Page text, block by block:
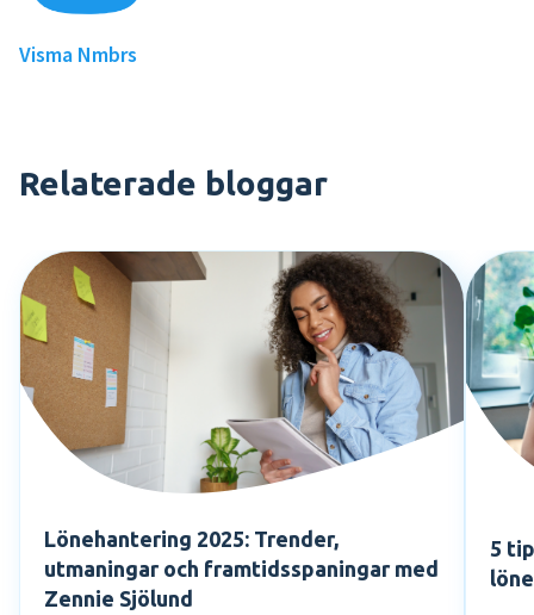
Visma Nmbrs
Relaterade bloggar
Lönehantering 2025: Trender,
utmaningar och framtidsspaningar med
Zennie Sjölund
5